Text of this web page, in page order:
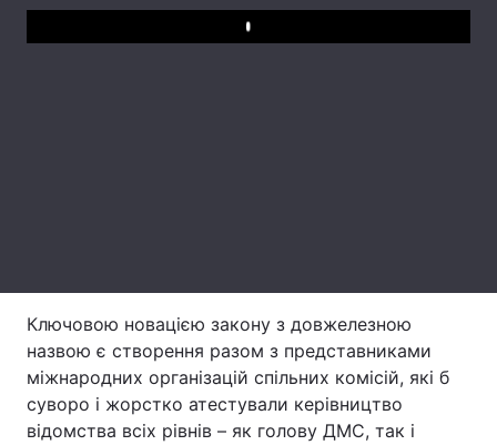
Play
Ключовою новацією закону з довжелезною
назвою є створення разом з представниками
міжнародних організацій спільних комісій, які б
суворо і жорстко атестували керівництво
відомства всіх рівнів – як голову ДМС, так і